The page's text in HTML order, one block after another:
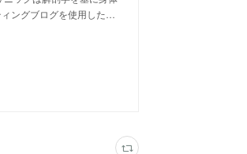
ングブログを使用した…